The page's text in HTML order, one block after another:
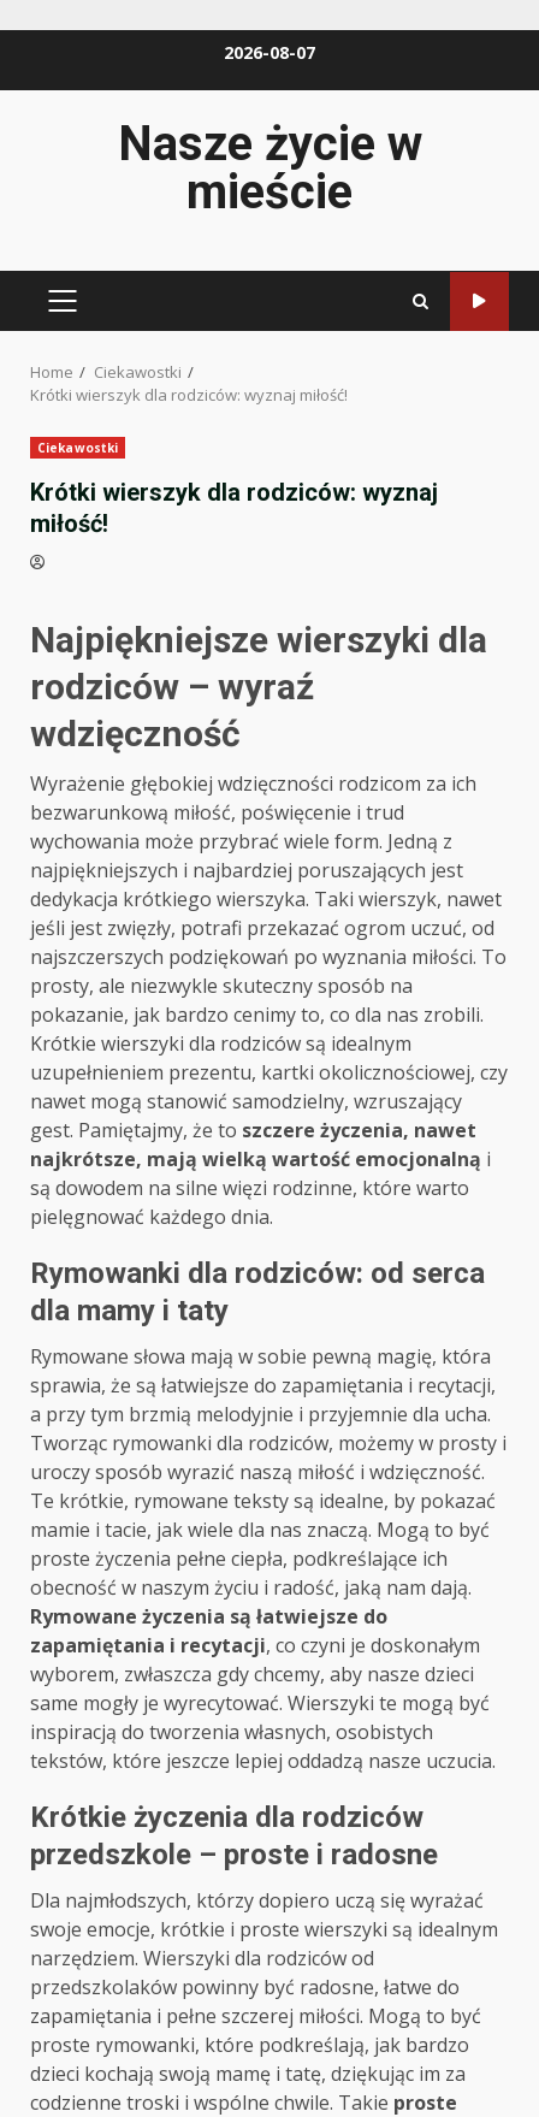
2026-08-07
Nasze życie w
mieście
PRIMARY
Home
Ciekawostki
Krótki wierszyk dla rodziców: wyznaj miłość!
Ciekawostki
Krótki wierszyk dla rodziców: wyznaj
miłość!
Najpiękniejsze wierszyki dla
rodziców – wyraź
wdzięczność
Wyrażenie głębokiej wdzięczności rodzicom za ich
bezwarunkową miłość, poświęcenie i trud
wychowania może przybrać wiele form. Jedną z
najpiękniejszych i najbardziej poruszających jest
dedykacja krótkiego wierszyka. Taki wierszyk, nawet
jeśli jest zwięzły, potrafi przekazać ogrom uczuć, od
najszczerszych podziękowań po wyznania miłości. To
prosty, ale niezwykle skuteczny sposób na
pokazanie, jak bardzo cenimy to, co dla nas zrobili.
Krótkie wierszyki dla rodziców są idealnym
uzupełnieniem prezentu, kartki okolicznościowej, czy
nawet mogą stanowić samodzielny, wzruszający
gest. Pamiętajmy, że to szczere życzenia, nawet
najkrótsze, mają wielką wartość emocjonalną i
są dowodem na silne więzi rodzinne, które warto
pielęgnować każdego dnia.
Rymowanki dla rodziców: od serca
dla mamy i taty
Rymowane słowa mają w sobie pewną magię, która
sprawia, że są łatwiejsze do zapamiętania i recytacji,
a przy tym brzmią melodyjnie i przyjemnie dla ucha.
Tworząc rymowanki dla rodziców, możemy w prosty i
uroczy sposób wyrazić naszą miłość i wdzięczność.
Te krótkie, rymowane teksty są idealne, by pokazać
mamie i tacie, jak wiele dla nas znaczą. Mogą to być
proste życzenia pełne ciepła, podkreślające ich
obecność w naszym życiu i radość, jaką nam dają.
Rymowane życzenia są łatwiejsze do
zapamiętania i recytacji, co czyni je doskonałym
wyborem, zwłaszcza gdy chcemy, aby nasze dzieci
same mogły je wyrecytować. Wierszyki te mogą być
inspiracją do tworzenia własnych, osobistych
tekstów, które jeszcze lepiej oddadzą nasze uczucia.
Krótkie życzenia dla rodziców
przedszkole – proste i radosne
Dla najmłodszych, którzy dopiero uczą się wyrażać
swoje emocje, krótkie i proste wierszyki są idealnym
narzędziem. Wierszyki dla rodziców od
przedszkolaków powinny być radosne, łatwe do
zapamiętania i pełne szczerej miłości. Mogą to być
proste rymowanki, które podkreślają, jak bardzo
dzieci kochają swoją mamę i tatę, dziękując im za
codzienne troski i wspólne chwile. Takie proste